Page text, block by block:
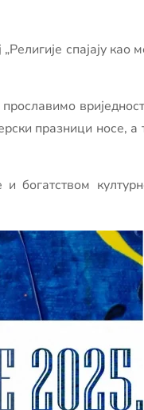
спајају као
празници носе, а
богатством